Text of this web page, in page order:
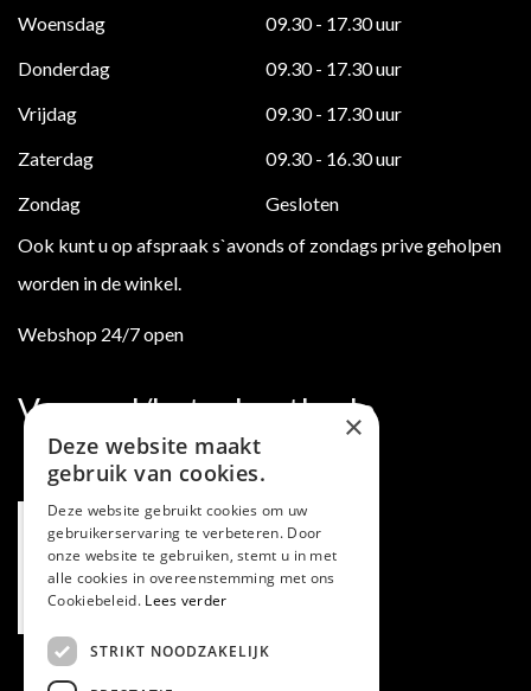
Woensdag
09.30 - 17.30 uur
Donderdag
09.30 - 17.30 uur
Vrijdag
09.30 - 17.30 uur
Zaterdag
09.30 - 16.30 uur
Zondag
Gesloten
Ook kunt u op afspraak s`avonds of zondags prive geholpen
worden in de winkel.
Webshop 24/7 open
Verzend/betaalmethode
×
Deze website maakt
gebruik van cookies.
Deze website gebruikt cookies om uw
gebruikerservaring te verbeteren. Door
onze website te gebruiken, stemt u in met
alle cookies in overeenstemming met ons
Cookiebeleid. Lees verder
STRIKT NOODZAKELIJK